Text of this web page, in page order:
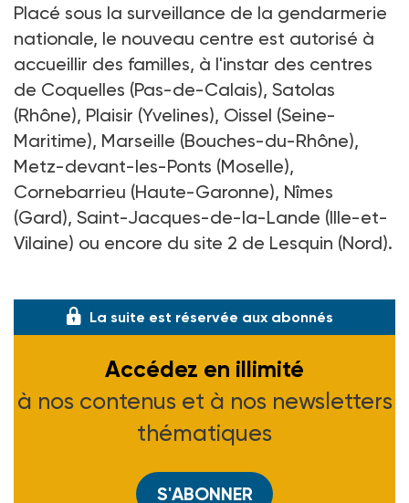
Placé sous la surveillance de la gendarmerie
nationale, le nouveau centre est autorisé à
accueillir des familles, à l'instar des centres
de Coquelles (Pas-de-Calais), Satolas
(Rhône), Plaisir (Yvelines), Oissel (Seine-
Maritime), Marseille (Bouches-du-Rhône),
Metz-devant-les-Ponts (Moselle),
Cornebarrieu (Haute-Garonne), Nîmes
(Gard), Saint-Jacques-de-la-Lande (Ille-et-
Vilaine) ou encore du site 2 de Lesquin (Nord).
La suite est réservée aux abonnés
Accédez en illimité
à nos contenus et à nos newsletters
thématiques
S'ABONNER